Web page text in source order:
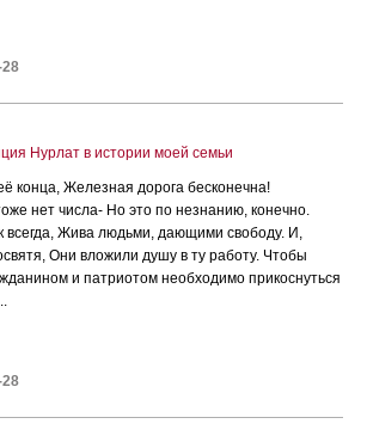
Нурлат в истории моей семьи
конца, Железная дорога бесконечна!
нет числа- Но это по незнанию, конечно.
всегда, Жива людьми, дающими свободу. И,
Они вложили душу в ту работу. Чтобы
и патриотом необходимо прикоснуться